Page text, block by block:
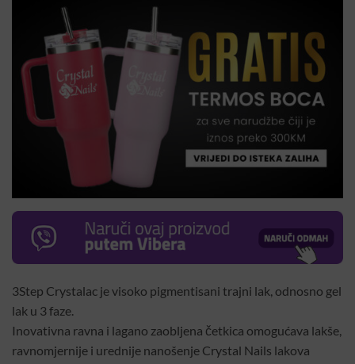
3Step Crystalac je visoko pigmentisani trajni lak, odnosno gel
lak u 3 faze.
Inovativna ravna i lagano zaobljena četkica omogućava lakše,
ravnomjernije i urednije nanošenje Crystal Nails lakova